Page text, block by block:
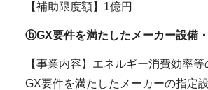
【補助限度額】1億円
ⓑGX要件を満たしたメーカー設備
【事業内容】エネルギー消費効率等
GX要件を満たしたメーカーの指定